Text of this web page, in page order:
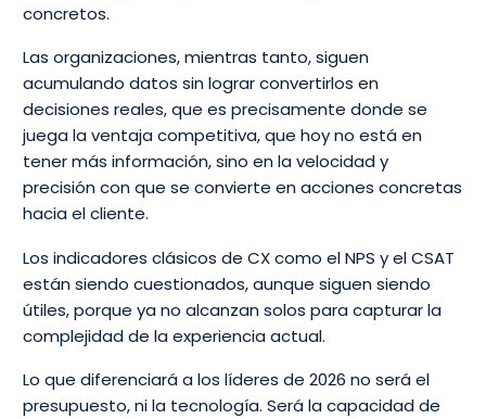
concretos.
Las organizaciones, mientras tanto, siguen
acumulando datos sin lograr convertirlos en
decisiones reales, que es precisamente donde se
juega la ventaja competitiva, que hoy no está en
tener más información, sino en la velocidad y
precisión con que se convierte en acciones concretas
hacia el cliente.
Los indicadores clásicos de CX como el NPS y el CSAT
están siendo cuestionados, aunque siguen siendo
útiles, porque ya no alcanzan solos para capturar la
complejidad de la experiencia actual.
Lo que diferenciará a los líderes de 2026 no será el
presupuesto, ni la tecnología. Será la capacidad de